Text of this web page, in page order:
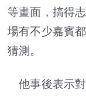
等畫面，搞得
場有不少嘉賓
猜測。
他事後表示對